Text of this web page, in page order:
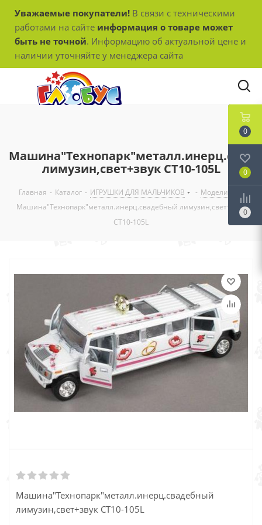
Уважаемые покупатели! В связи с техническими
работами на сайте информация о товаре может
быть не точной. Информацию об актуальной цене и
наличии уточняйте у менеджера сайта
лимузин,свет+звук CT10-105L
Главная - Каталог - ИГРУШКИ ДЛЯ МАЛЬЧИКОВ - Модели
Машина"Технопарк"металл.инерц.свадебный лимузин,свет+звук
CT10-105L
Машина"Технопарк"металл.инерц.свадебный
лимузин,свет+звук CT10-105L
0
0
0